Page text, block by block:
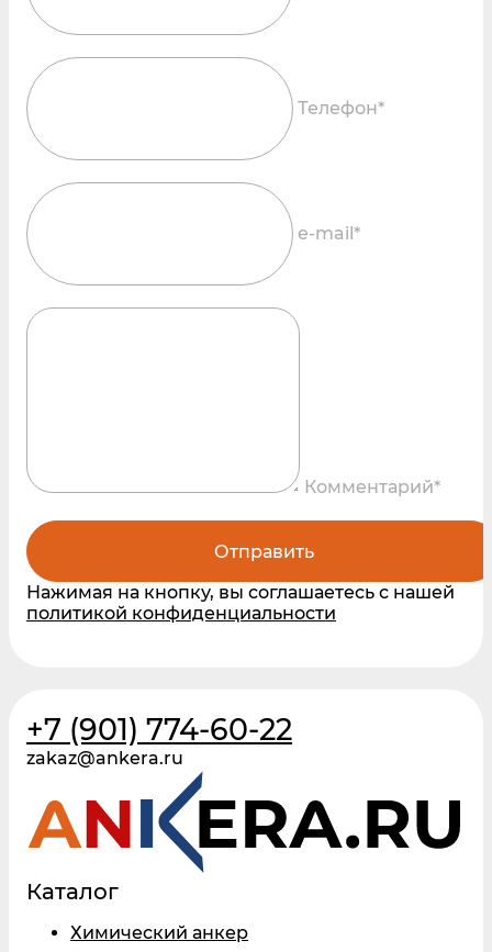
Телефон*
e-mail*
Комментарий*
Отправить
Нажимая на кнопку, вы соглашаетесь с нашей
политикой конфиденциальности
+7 (901) 774-60-22
zakaz@ankera.ru
Каталог
Химический анкер